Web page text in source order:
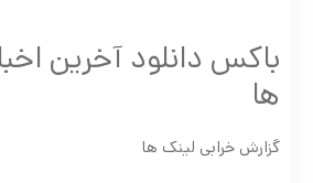
باکس دانلود آخرین
ها
گزارش خرابی لینک ها